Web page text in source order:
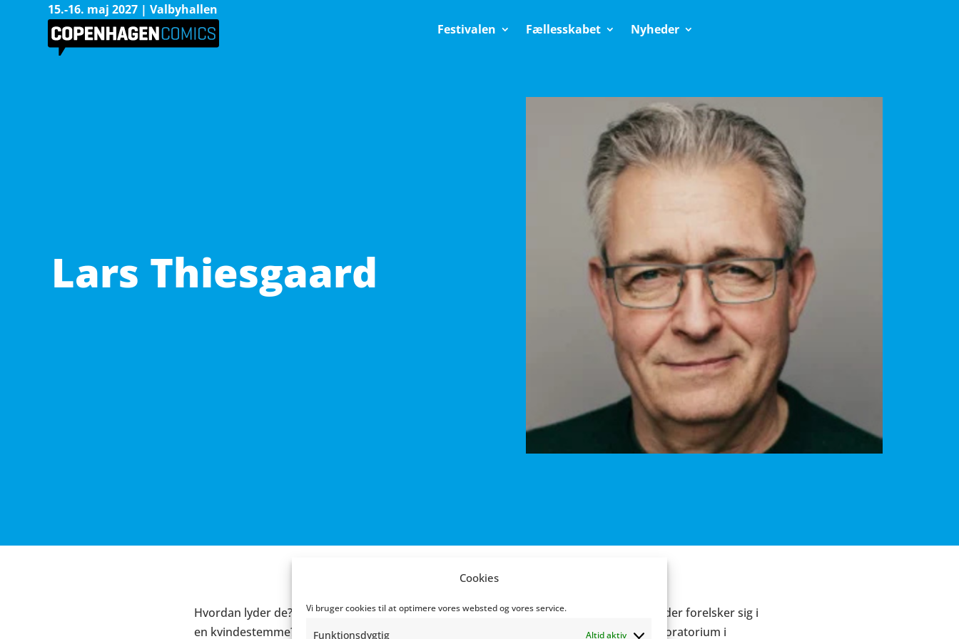
Cookies
Vi bruger cookies til at optimere vores websted og vores service.
Funktionsdygtig Altid aktiv
15.-16. maj 2027 | Valbyhallen
Festivalen
Fællesskabet Nyheder
Lars Thiesgaard
Hvordan lyder de? … et stolt men godmodigt og loyalt vortesvin? En drømmende prins, der forelsker sig i
en kvindestemme? En meget usikker og bange lille gris? En dreng med et hemmeligt laboratorium i